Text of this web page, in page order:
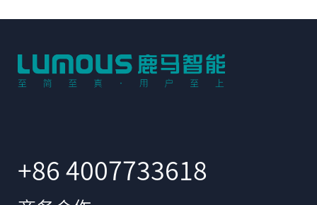
+86 4007733618